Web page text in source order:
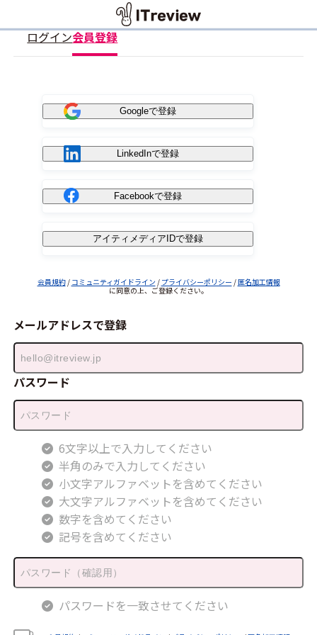
ログイン会員登録
Googleで登録
LinkedInで登録
Facebookで登録
アイティメディアIDで登録
会員規約/ コミュニティガイドライン / プライバシーポリシー /匿名加工情報
に同意の上、ご登録ください。
メールアドレスで登録
パスワード
6文字以上で入力してください
半角のみで入力してください
小文字アルファベットを含めてください
大文字アルファベットを含めてください
数字を含めてください
記号を含めてください
パスワードを一致させてください